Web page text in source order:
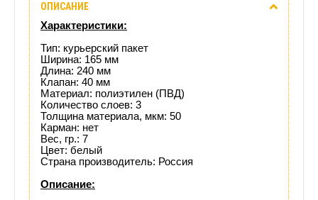
Отзывы
(1)
Доставка
этого
товара
ОПИСАНИЕ
Характеристики:
Тип: курьерский пакет
Ширина: 165 мм
Длина: 240 мм
Клапан: 40 мм
Материал: полиэтилен (ПВД)
Количество слоев: 3
Толщина материала, мкм: 50
Карман: нет
Вес, гр.: 7
Цвет: белый
Страна производитель: Россия
Описание: